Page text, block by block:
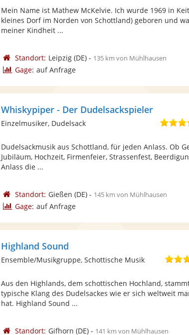
Mein Name ist Mathew McKelvie. Ich wurde 1969 in
kleines Dorf im Norden von Schottland) geboren und
meiner Kindheit ...
Standort: Leipzig(DE)- 135 km von Mühlhausen
Gage: auf Anfrage
Whiskypiper - Der Dudelsackspieler
Einzelmusiker, Dudelsack
Dudelsackmusik aus Schottland, für jeden Anlass. Ob
Jubiläum, Hochzeit, Firmenfeier, Strassenfest,
Anlass die ...
Standort: Gießen (DE)- 145 km von Mühlhausen
Gage: auf Anfrage
Highland Sound
Ensemble/Musikgruppe, Schottische Musik
Aus den Highlands, dem schottischen Hochland,
typische Klang des Dudelsackes wie er sich weltweit
hat. Highland Sound ...
Standort: Gifhorn (DE)- 141 km von Mühlhausen